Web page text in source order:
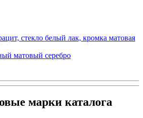
стекло белый лак, кромка матовая
матовый серебро
марки каталога